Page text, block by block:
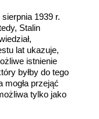
1939 r.
Stalin
lat ukazuje,
istnienie
byłby do tego
mogła przejąć
tylko jako